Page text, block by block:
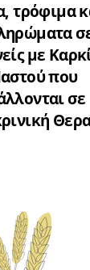
τρόφιμα
με
που
σε